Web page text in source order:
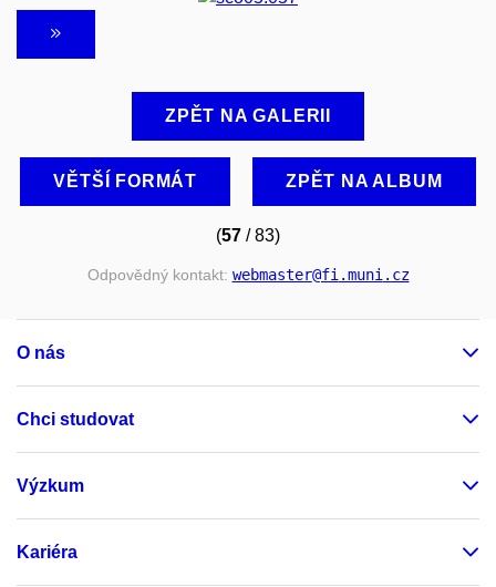
ZPĚT NA GALERII
VĚTŠÍ FORMÁT ZPĚT NA ALBUM
(57 / 83)
Odpovědný kontakt: webmaster@fi.muni.cz
O nás
Chci studovat
Výzkum
Kariéra